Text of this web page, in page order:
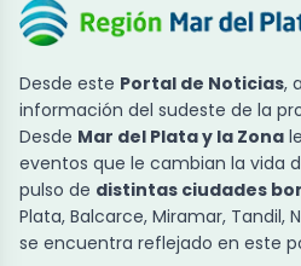
Desde este Portal de Noticias,
información del sudeste de la
Desde Mar del Plata y la Zona
eventos que le cambian la vida
pulso de distintas ciudades
Plata, Balcarce, Miramar, Tandil,
se encuentra reflejado en este